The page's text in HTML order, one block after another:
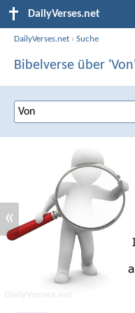
DailyVerses.net
DailyVerses.net ›Suche
Bibelverse über 'Von'
«